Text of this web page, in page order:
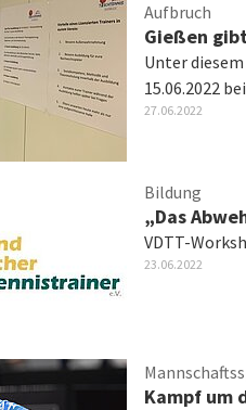
Aufbruch
Gießen
Unter
15.06.2022
27.06.2022
Bildung
„Das
VDTT-
23.06.2022
Kampf um